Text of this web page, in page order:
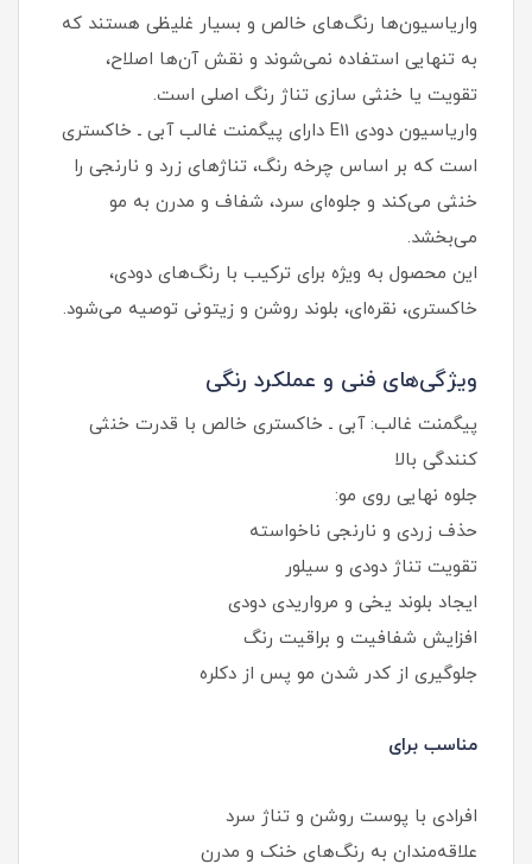
واریاسیون‌ها رنگ‌های خالص و بسیار غلیظی هستند که
به تنهایی استفاده نمی‌شوند و نقش آن‌ها اصلاح،
تقویت یا خنثی سازی تناژ رنگ اصلی است.
واریاسیون دودی E11 دارای پیگمنت غالب آبی ـ خاکستری
است که بر اساس چرخه رنگ، تناژهای زرد و نارنجی را
خنثی می‌کند و جلوه‌ای سرد، شفاف و مدرن به مو
می‌بخشد.
این محصول به ویژه برای ترکیب با رنگ‌های دودی،
خاکستری، نقره‌ای، بلوند روشن و زیتونی توصیه می‌شود.
ویژگی‌های فنی و عملکرد رنگی
پیگمنت غالب: آبی ـ خاکستری خالص با قدرت خنثی
کنندگی بالا
جلوه نهایی روی مو:
حذف زردی و نارنجی ناخواسته
تقویت تناژ دودی و سیلور
ایجاد بلوند یخی و مرواریدی دودی
افزایش شفافیت و براقیت رنگ
جلوگیری از کدر شدن مو پس از دکلره
مناسب برای
افرادی با پوست روشن و تناژ سرد
علاقه‌مندان به رنگ‌های خنک و مدرن